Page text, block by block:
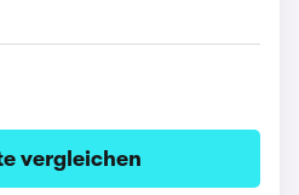
vergleichen